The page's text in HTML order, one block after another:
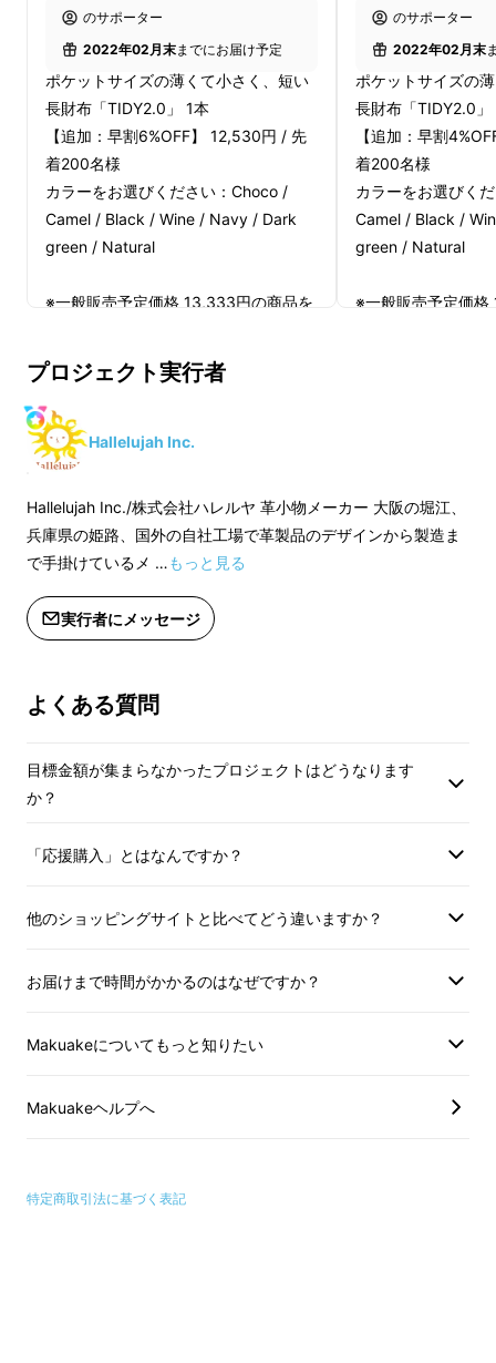
ど、一部抜粋)
TIDYの詳細はこちらからご覧いただけます
” 財布の中を整理整頓。使いやすさと収納にこ
ポケットサイズで薄くて小さ
そんな当たり前の概念を覆すべく、改良を繰り
のサポーター
2022年02月末までにお届け予定
ポケットサイズの薄くて小さく、短い
長財布「TIDY2.0」 1本
【追加：早割6%OFF】 12,530円 / 先
着200名様
カラーをお選びください：Choco /
Camel / Black / Wine / Navy / Dark
green / Natural
※一般販売予定価格 13,333円の商品を
※左利き用を選択いただいた場合、プ
ラス【 2ヶ月 】の納期となります。予
めご了承いただきますようお願い致し
ます。
※本プロジェクトを通して想定を上回
る皆様からご支援を頂き、現在進めて
いる環境から量産体制を更に整えるこ
とができた場合、正規販売価格が販売
す。
※基本的に追跡可能なメール便での発
のサポーター
2022年02月末
ポケットサイズの
長財布「TIDY2.0」
【追加：早割
着200名様
カラーをお選びく
Camel / Black /
green / Natural
※一般販売予定価
る皆様からご支援
いる環境から量産
プロジェクト実行者
Hallelujah Inc.
Hallelujah Inc./株式会社ハレルヤ 革小物メーカー 大阪の堀江、
兵庫県の姫路、国外の自社工場で革製品のデザインから製造ま
で手掛けているメ …もっと見る
実行者にメッセージ
よくある質問
目標金額が集まらなかったプロジェクトはどうなります
か？
「応援購入」とはなんですか？
他のショッピングサイトと比べてどう違いますか？
お届けまで時間がかかるのはなぜですか？
Makuakeについてもっと知りたい
Makuakeヘルプへ
特定商取引法に基づく表記